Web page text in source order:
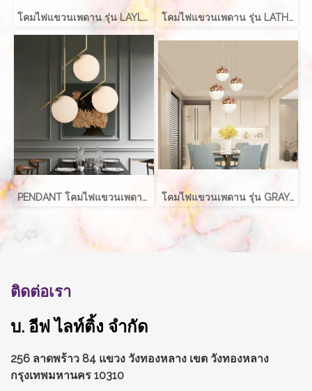
โคมไฟแขวนเพดาน รุ่น LAYLA EVE-00416 สำหรับใส่หลอด E27 จำนวน 1 ดวง โคมไฟแขวนเพดาน รุ่น LATHER EVE-00411 สำหรับใส่หลอด E27 จำนวน 2 ดวง
PENDANT โคมไฟแขวนเพดาน รุ่น ABALL สำหรับใส่หลอด E27 จำนวน 1 ดวง โคมไฟแขวนเพดาน รุ่น GRAYCE EVE-00417 LED 5W
ติดต่อเรา
บ. อีฟ ไลท์ติ้ง จำกัด
256 ลาดพร้าว 84 แขวง วังทองหลาง เขต วังทองหลาง
กรุงเทพมหานคร 10310